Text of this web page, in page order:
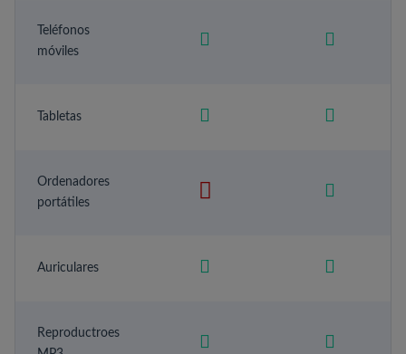
Teléfonos
móviles
Tabletas
Ordenadores
portátiles
Auriculares
Reproductroes